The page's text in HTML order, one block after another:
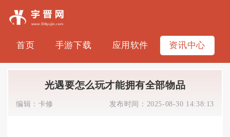
首页 手游下载 应用软件 资讯中心
光遇要怎么玩才能拥有全部物品
编辑： 卡修 发布时间： 2025-08-30 14:38:13